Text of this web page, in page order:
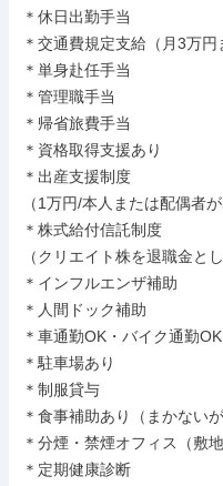
＊休日出勤手当
＊交通費規定支給（月3万円
＊単身赴任手当
＊管理職手当
＊帰省旅費手当
＊資格取得支援あり
＊出産支援制度
（1万円/本人または配偶者
＊株式給付信託制度
（クリエイト株を退職金と
＊インフルエンザ補助
＊人間ドック補助
＊車通勤OK・バイク通勤OK
＊駐車場あり
＊制服貸与
＊食事補助あり（まかない
＊分煙・禁煙オフィス（敷
＊定期健康診断